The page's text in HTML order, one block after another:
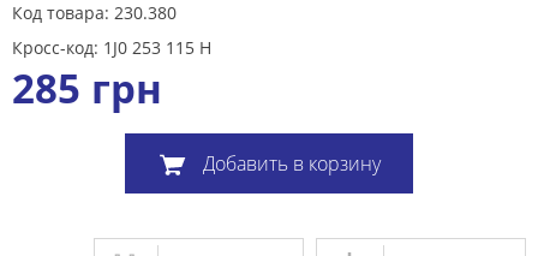
Код товара: 230.380
Кросс-код: 1J0 253 115 H
285 грн
Добавить в корзину